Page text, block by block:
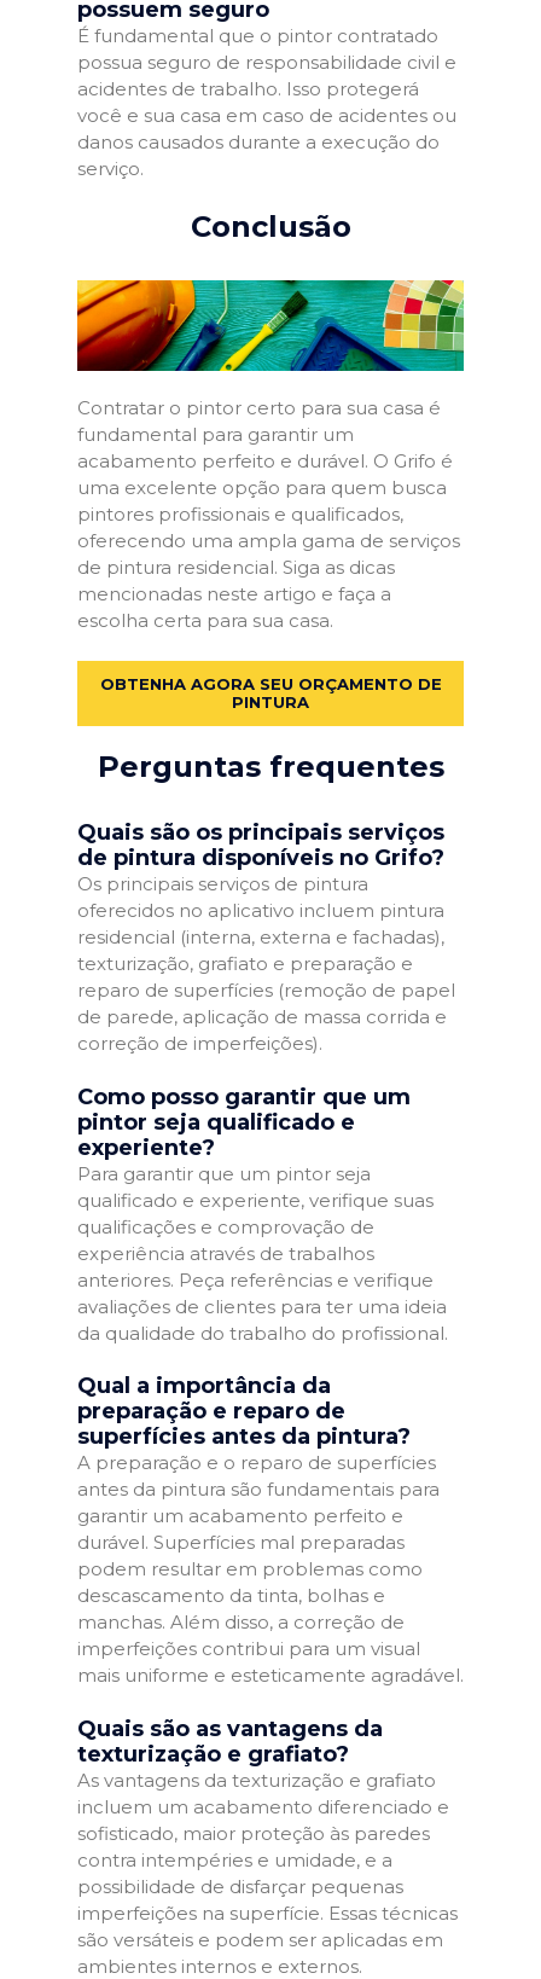
possuem seguro
É fundamental que o pintor contratado
possua seguro de responsabilidade civil e
acidentes de trabalho. Isso protegerá
você e sua casa em caso de acidentes ou
danos causados durante a execução do
serviço.
Conclusão
Contratar o pintor certo para sua casa é
fundamental para garantir um
acabamento perfeito e durável. O Grifo é
uma excelente opção para quem busca
pintores profissionais e qualificados,
oferecendo uma ampla gama de serviços
de pintura residencial. Siga as dicas
mencionadas neste artigo e faça a
escolha certa para sua casa.
OBTENHA AGORA SEU ORÇAMENTO DE
PINTURA
Perguntas frequentes
Quais são os principais serviços
de pintura disponíveis no Grifo?
Os principais serviços de pintura
oferecidos no aplicativo incluem pintura
residencial (interna, externa e fachadas),
texturização, grafiato e preparação e
reparo de superfícies (remoção de papel
de parede, aplicação de massa corrida e
correção de imperfeições).
Como posso garantir que um
pintor seja qualificado e
experiente?
Para garantir que um pintor seja
qualificado e experiente, verifique suas
qualificações e comprovação de
experiência através de trabalhos
anteriores. Peça referências e verifique
avaliações de clientes para ter uma ideia
da qualidade do trabalho do profissional.
Qual a importância da
preparação e reparo de
superfícies antes da pintura?
A preparação e o reparo de superfícies
antes da pintura são fundamentais para
garantir um acabamento perfeito e
durável. Superfícies mal preparadas
podem resultar em problemas como
descascamento da tinta, bolhas e
manchas. Além disso, a correção de
imperfeições contribui para um visual
mais uniforme e esteticamente agradável.
Quais são as vantagens da
texturização e grafiato?
As vantagens da texturização e grafiato
incluem um acabamento diferenciado e
sofisticado, maior proteção às paredes
contra intempéries e umidade, e a
possibilidade de disfarçar pequenas
imperfeições na superfície. Essas técnicas
são versáteis e podem ser aplicadas em
ambientes internos e externos.